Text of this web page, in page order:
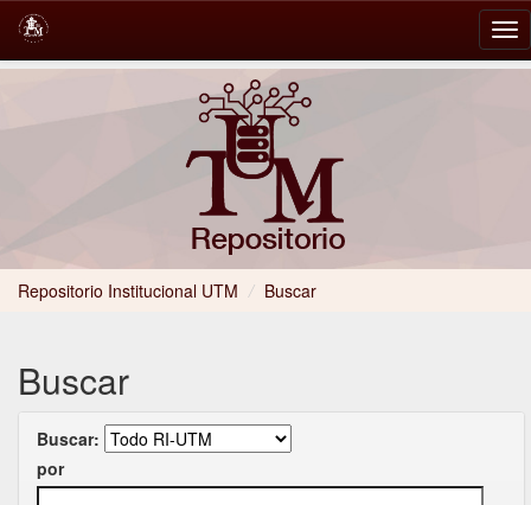
Repositorio Institucional UTM / Buscar
Buscar
Buscar:
por